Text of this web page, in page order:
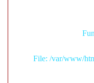
File: /var/www/